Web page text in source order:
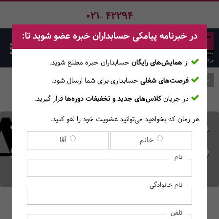
021- 42294
موضوعات پیشنهادی پایان نامه
رشته MBA و مدیریت کسب و
کار
صفحه اصلی وبلاگ
در خبرنامه پیامکی حسابداران خبره عضو شوید تا:
از همایش‌های رایگان حسابداران خبره مطلع ‎شوید.
فرصت‌های شغلی حسابداری برای شما ارسال شود.
در جریانکلاس‌های جدید و تخفیفات دوره‌هاقرار گیرید.
هر زمان که بخواهید می‌توانید عضویت خود را لغو کنید.
خانم آقا
نام
نام خانوادگی
تلفن